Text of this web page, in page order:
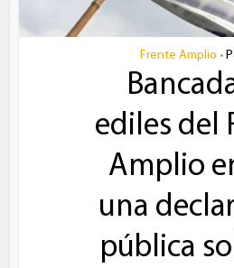
Frente Amplio •
ediles del
Amplio
una
pública